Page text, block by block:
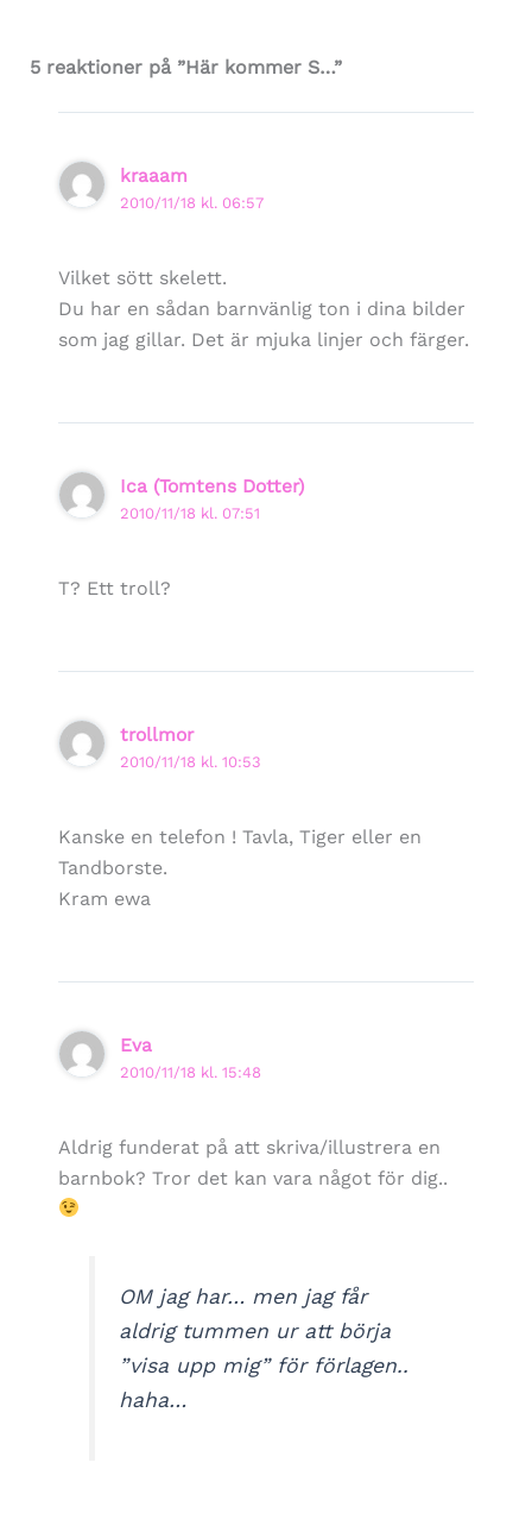
5 reaktioner på ”Här kommer S…”
kraaam
2010/11/18 kl. 06:57
Vilket sött skelett.
Du har en sådan barnvänlig ton i dina bilder
som jag gillar. Det är mjuka linjer och färger.
Ica (Tomtens Dotter)
2010/11/18 kl. 07:51
T? Ett troll?
trollmor
2010/11/18 kl. 10:53
Kanske en telefon ! Tavla, Tiger eller en
Tandborste.
Kram ewa
Eva
2010/11/18 kl. 15:48
Aldrig funderat på att skriva/illustrera en
barnbok? Tror det kan vara något för dig..
OM jag har… men jag får
aldrig tummen ur att börja
”visa upp mig” för förlagen..
haha…